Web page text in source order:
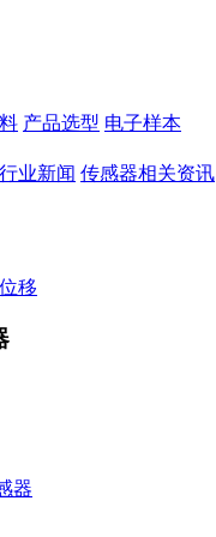
产品选型 电子样本
业新闻 传感器相关资讯
移
器